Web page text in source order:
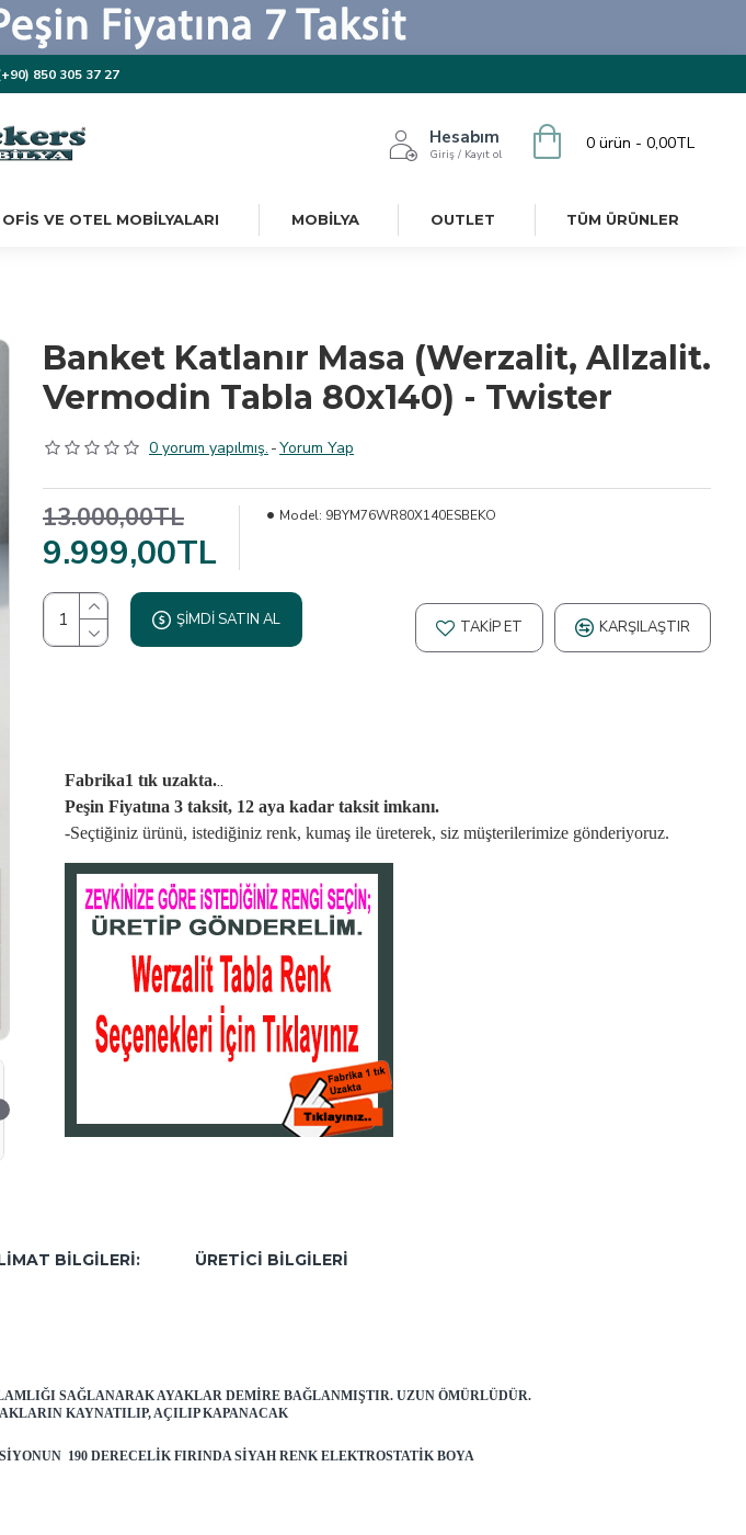
850 305 37 27
Hesabım
Giriş / Kayıt ol
0 ürün - 0,00TL
OFIS VE OTEL MOBILYALARI MOBILYA OUTLET TÜM ÜRÜNLER
Banket Katlanır Masa (Werzalit, Allzalit.
Vermodin Tabla 80x140) - Twister
0 yorum yapılmış. -Yorum Yap
9.999,00TL
13.000,00TL Model: 9BYM76WR80X140ESBEKO
ŞIMDI SATIN AL TAKIP ET KARŞILAŞTIR
Fabrika1 tık uzakta...
Peşin Fiyatına 3 taksit, 12 aya kadar taksit imkanı.
-Seçtiğiniz ürünü, istediğiniz renk, kumaş ile üreterek, siz müşterilerimize gönderiyoruz.
BILGILERI: ÜRETICI BILGILERI
SAĞLANARAK AYAKLAR DEMIRE BAĞLANMIŞTIR. UZUN ÖMÜRLÜDÜR.
KAYNATILIP, AÇILIP KAPANACAK
190 DERECELIK FIRINDA SIYAH RENK ELEKTROSTATIK BOYA